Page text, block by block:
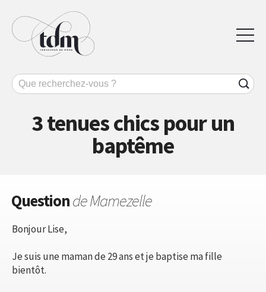
3 tenues chics pour un
baptême
Questionde Mamezelle
Bonjour Lise,
Je suis une maman de 29 ans et je baptise ma fille
bientôt.